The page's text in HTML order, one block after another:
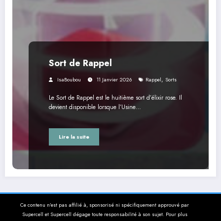
Sort de Rappel
IsaBoubou 11 Janvier 2026 Rappel, Sorts
Le Sort de Rappel est le huitième sort d’élixir rose. Il
devient disponible lorsque l’Usine…
Lire la suite
Ce contenu n’est pas affilié à, sponsorisé ni spécifiquement approuvé par
Supercell et Supercell dégage toute responsabilité à son sujet. Pour plus